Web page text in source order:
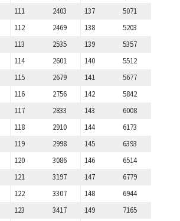
111
2403
112
2469
113
2535
114
2601
115
2679
116
2756
117
2833
118
2910
119
2998
120
3086
121
3197
122
3307
123
3417
137
5071
138
5203
139
5357
140
5512
141
5677
142
5842
143
6008
144
6173
145
6393
146
6514
147
6779
148
6944
149
7165